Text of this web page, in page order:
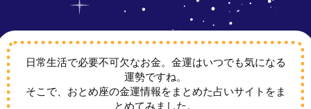
日常生活で必要不可欠なお金。金運はいつでも気になる
運勢ですね。
そこで、おとめ座の金運情報をまとめた占いサイトをま
とめてみました。